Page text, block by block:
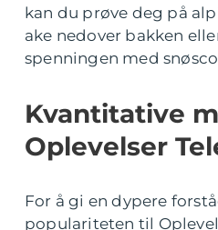
kan du prøve deg på
ake nedover bakken
spenningen med
Kvantitative
Oplevelser
For å gi en dypere
populariteten til